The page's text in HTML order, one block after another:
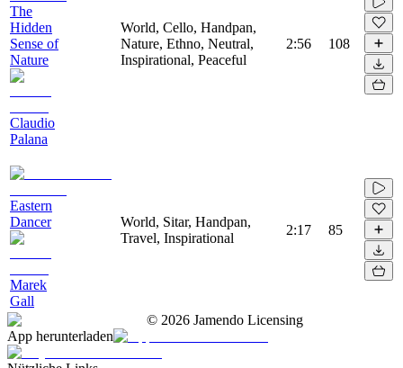
The
Hidden
Sense of
Nature
Claudio
Palana
World, Cello, Handpan,
Nature, Ethno, Neutral,
Inspirational, Peaceful
2:56 108
Eastern
Dancer
Marek
Gall
World, Sitar, Handpan,
Travel, Inspirational
2:17 85
© 2026 Jamendo Licensing
App herunterladen